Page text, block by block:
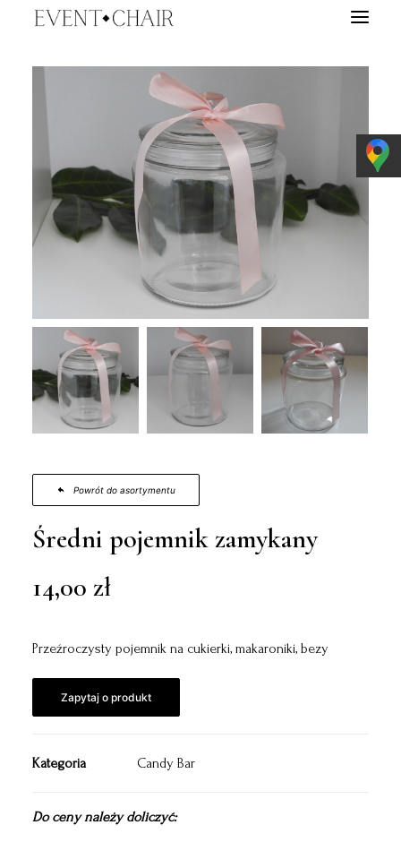
O NAS
BLOG
E-BOOK
Powrót do asortymentu
Średni pojemnik zamykany
14,00 zł
Przeźroczysty pojemnik na cukierki, makaroniki, bezy
Zapytaj o produkt
Kategoria Candy Bar
Do ceny należy doliczyć: